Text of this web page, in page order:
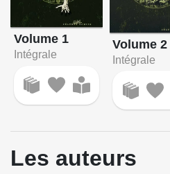
Volume 1
Intégrale
Volume 2
Intégrale
Les auteurs